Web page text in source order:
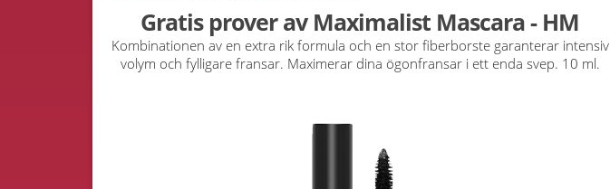
Gratis prover av Maximalist Mascara - HM
Kombinationen av en extra rik formula och en stor fiberborste garanterar intensiv
volym och fylligare fransar. Maximerar dina ögonfransar i ett enda svep. 10 ml.